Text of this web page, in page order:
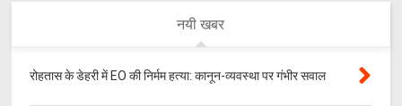
नयी खबर
रोहतास के डेहरी में EO की निर्मम हत्या: कानून-व्यवस्था पर गंभीर सवाल